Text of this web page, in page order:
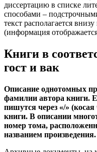
диссертацию в списке
способами –
текст располагается
(информация
Книги в
гост и вак
Описание однотомных
фамилии автора книги.
пишутся через «/» (косая
книги. В описании
номер тома,
названием произведения.